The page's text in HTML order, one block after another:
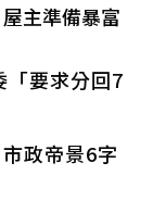
主準備暴富
「要求分回7
政帝景6字